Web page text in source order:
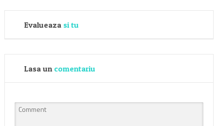
Evalueaza si tu
Lasa un comentariu